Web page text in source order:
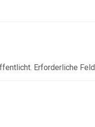
Erforderliche